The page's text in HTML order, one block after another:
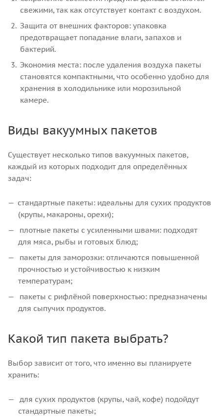
свежими, так как отсутствует контакт с воздухом.
Защита от внешних факторов: упаковка
предотвращает попадание влаги, запахов и
бактерий.
Экономия места: после удаления воздуха пакеты
становятся компактными, что особенно удобно для
хранения в холодильнике или морозильной
камере.
Виды вакуумных пакетов
Существует несколько типов вакуумных пакетов,
каждый из которых подходит для определённых
задач:
стандартные пакеты: идеальны для сухих продуктов
(крупы, макароны, орехи);
плотные пакеты с усиленными швами: подходят
для мяса, рыбы и готовых блюд;
пакеты для заморозки: отличаются повышенной
прочностью и устойчивостью к низким
температурам;
пакеты с рифлёной поверхностью: предназначены
для сыпучих продуктов.
Какой тип пакета выбрать?
Выбор зависит от того, что именно вы планируете
хранить:
для сухих продуктов (крупы, чай, кофе) подойдут
стандартные пакеты;